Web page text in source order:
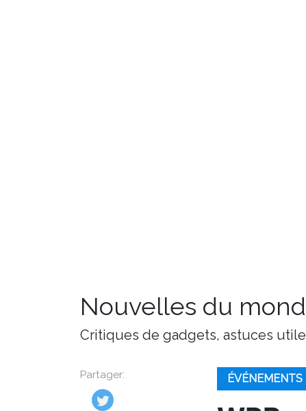
Nouvelles du
Critiques de gadgets, astuces
Partager: ÉVÉNEMENTS